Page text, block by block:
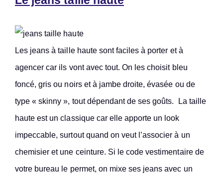
Les jeans à taille haute sont faciles à porter et à
agencer car ils vont avec tout. On les choisit bleu
foncé, gris ou noirs et à jambe droite, évasée ou de
type « skinny », tout dépendant de ses goûts. La taille
haute est un classique car elle apporte un look
impeccable, surtout quand on veut l’associer à un
chemisier et une ceinture. Si le code vestimentaire de
votre bureau le permet, on mixe ses jeans avec un